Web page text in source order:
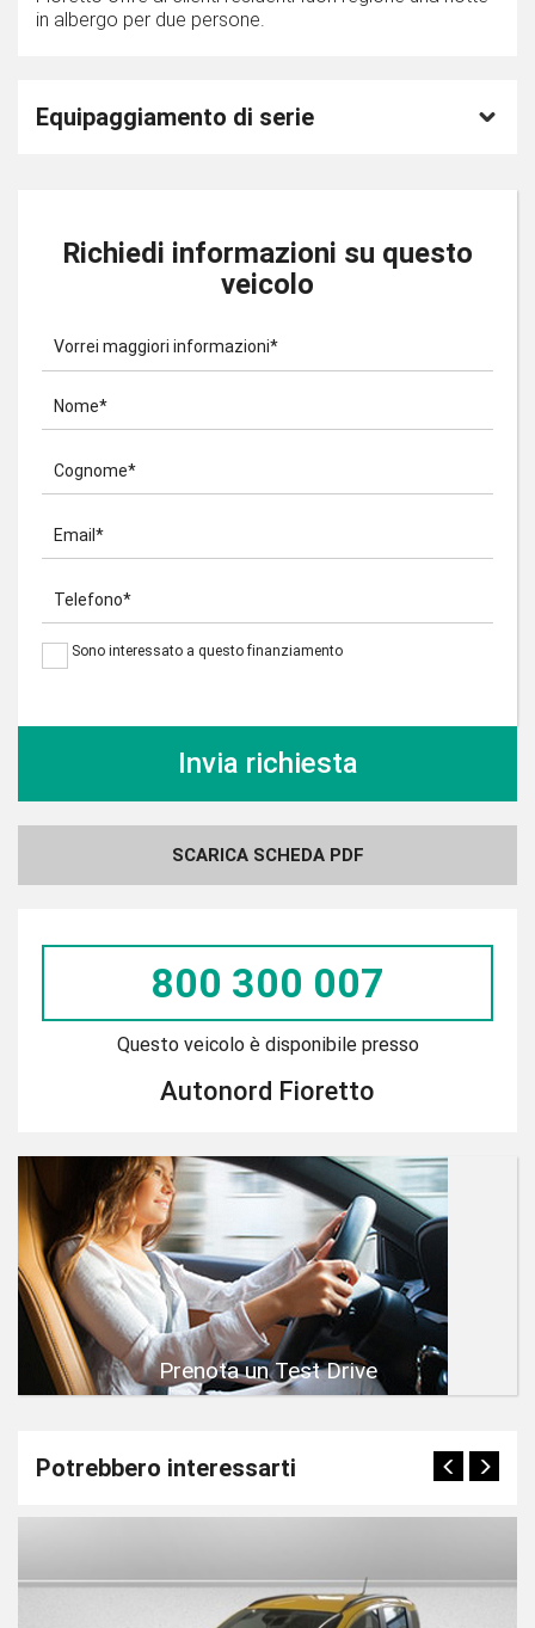
in albergo per due persone.
Equipaggiamento di serie
Richiedi informazioni su questo
veicolo
Vorrei maggiori informazioni*
Nome*
Cognome*
Email*
Telefono*
Sono interessato a questo finanziamento
SCARICA SCHEDA PDF
800 300 007
Questo veicolo è disponibile presso
Autonord Fioretto
Prenota un Test Drive
Potrebbero interessarti